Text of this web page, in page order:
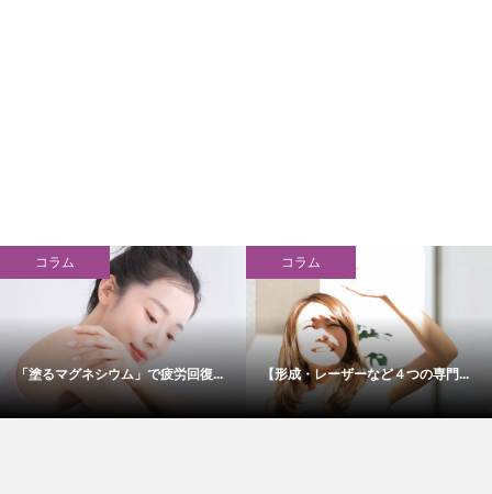
コラム
「塗るマグネシウム」で疲労回復...
コラム
【形成・レーザーなど４つの専門...